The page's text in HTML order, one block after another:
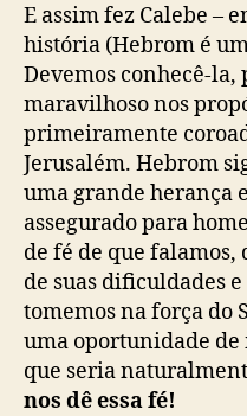
E assim fez Calebe –
história (Hebrom é
Devemos conhecê-
maravilhoso nos
primeiramente
Jerusalém. Hebrom
uma grande herança
assegurado para
de fé de que falamos,
de suas dificuldades
tomemos na força do
uma oportunidade de
que seria
nos dê essa fé!